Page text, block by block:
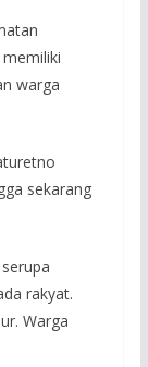
warga
sekarang
rakyat.
Warga